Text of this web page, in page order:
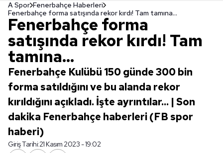
A Spor Fenerbahçe Haberleri
Fenerbahçe forma satışında rekor kırdı! Tam tamına...
Fenerbahçe forma
satışında rekor kırdı! Tam
tamına...
Fenerbahçe Kulübü 150 günde 300 bin
forma satıldığını ve bu alanda rekor
kırıldığını açıkladı. İşte ayrıntılar... | Son
dakika Fenerbahçe haberleri (FB spor
haberi)
Giriş Tarihi:21 Kasım 2023 - 19:02